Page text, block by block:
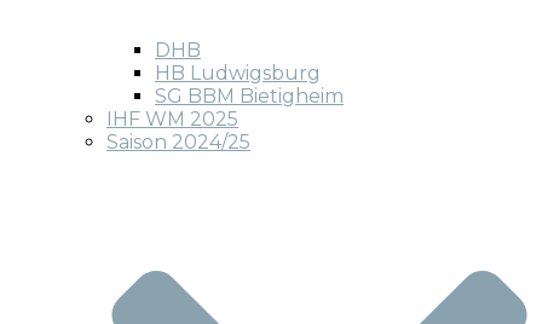
DHB
HB Ludwigsburg
SG BBM Bietigheim
IHF WM 2025
Saison 2024/25